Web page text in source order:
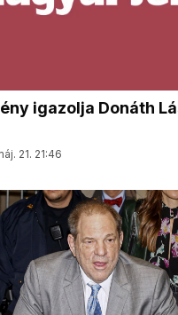
igazolja Donáth
21. 21:46